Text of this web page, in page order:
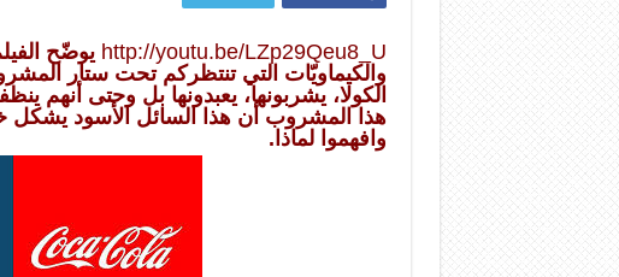
http://youtu.be/LZp29Qeu8_U يوضّح
والكيماويّات التي تنتظركم تحت ستار
الكولا، يشربونها، يعبدونها بل وحتى أنهم
هذا المشروب أن هذا السائل الأسود يشكل
وافهموا لماذا.